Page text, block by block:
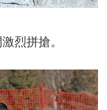
烈拼搶。